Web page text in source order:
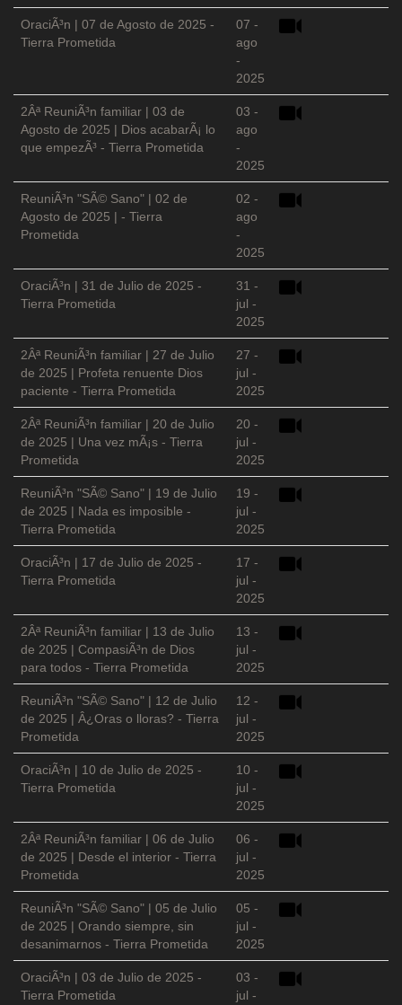
OraciÃ³n | 07 de Agosto de 2025 -
Tierra Prometida
07 -
ago
-
2025
2Âª ReuniÃ³n familiar | 03 de
Agosto de 2025 | Dios acabarÃ¡ lo
que empezÃ³ - Tierra Prometida
03 -
ago
-
2025
ReuniÃ³n "SÃ© Sano" | 02 de
Agosto de 2025 | - Tierra
Prometida
02 -
ago
-
2025
OraciÃ³n | 31 de Julio de 2025 -
Tierra Prometida
31 -
jul -
2025
2Âª ReuniÃ³n familiar | 27 de Julio
de 2025 | Profeta renuente Dios
paciente - Tierra Prometida
27 -
jul -
2025
2Âª ReuniÃ³n familiar | 20 de Julio
de 2025 | Una vez mÃ¡s - Tierra
Prometida
20 -
jul -
2025
ReuniÃ³n "SÃ© Sano" | 19 de Julio
de 2025 | Nada es imposible -
Tierra Prometida
19 -
jul -
2025
OraciÃ³n | 17 de Julio de 2025 -
Tierra Prometida
17 -
jul -
2025
2Âª ReuniÃ³n familiar | 13 de Julio
de 2025 | CompasiÃ³n de Dios
para todos - Tierra Prometida
13 -
jul -
2025
ReuniÃ³n "SÃ© Sano" | 12 de Julio
de 2025 | Â¿Oras o lloras? - Tierra
Prometida
12 -
jul -
2025
OraciÃ³n | 10 de Julio de 2025 -
Tierra Prometida
10 -
jul -
2025
2Âª ReuniÃ³n familiar | 06 de Julio
de 2025 | Desde el interior - Tierra
Prometida
06 -
jul -
2025
ReuniÃ³n "SÃ© Sano" | 05 de Julio
de 2025 | Orando siempre, sin
desanimarnos - Tierra Prometida
05 -
jul -
2025
OraciÃ³n | 03 de Julio de 2025 -
Tierra Prometida
03 -
jul -